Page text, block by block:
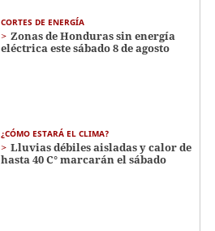
CORTES DE ENERGÍA
Zonas de Honduras sin energía
eléctrica este sábado 8 de agosto
¿CÓMO ESTARÁ EL CLIMA?
Lluvias débiles aisladas y calor de
hasta 40 C° marcarán el sábado